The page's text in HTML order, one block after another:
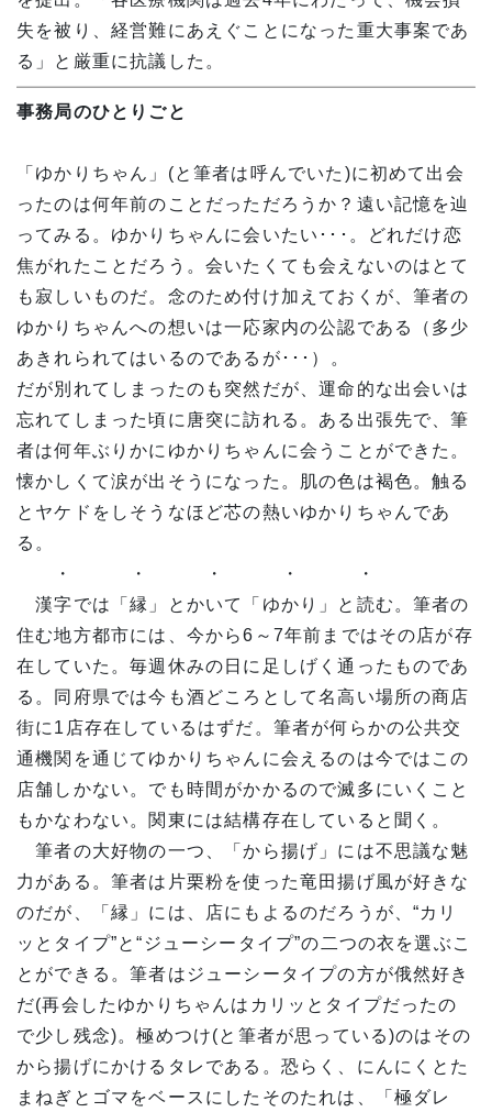
失を被り、経営難にあえぐことになった重大事案であ
る」と厳重に抗議した。
事務局のひとりごと
「ゆかりちゃん」(と筆者は呼んでいた)に初めて出会
ったのは何年前のことだっただろうか？遠い記憶を辿
ってみる。ゆかりちゃんに会いたい･･･。どれだけ恋
焦がれたことだろう。会いたくても会えないのはとて
も寂しいものだ。念のため付け加えておくが、筆者の
ゆかりちゃんへの想いは一応家内の公認である（多少
あきれられてはいるのであるが･･･）。
だが別れてしまったのも突然だが、運命的な出会いは
忘れてしまった頃に唐突に訪れる。ある出張先で、筆
者は何年ぶりかにゆかりちゃんに会うことができた。
懐かしくて涙が出そうになった。肌の色は褐色。触る
とヤケドをしそうなほど芯の熱いゆかりちゃんであ
る。
・ ・ ・ ・ ・
漢字では「縁」とかいて「ゆかり」と読む。筆者の
住む地方都市には、今から6～7年前まではその店が存
在していた。毎週休みの日に足しげく通ったものであ
る。同府県では今も酒どころとして名高い場所の商店
街に1店存在しているはずだ。筆者が何らかの公共交
通機関を通じてゆかりちゃんに会えるのは今ではこの
店舗しかない。でも時間がかかるので滅多にいくこと
もかなわない。関東には結構存在していると聞く。
筆者の大好物の一つ、「から揚げ」には不思議な魅
力がある。筆者は片栗粉を使った竜田揚げ風が好きな
のだが、「縁」には、店にもよるのだろうが、“カリ
ッとタイプ”と“ジューシータイプ”の二つの衣を選ぶこ
とができる。筆者はジューシータイプの方が俄然好き
だ(再会したゆかりちゃんはカリッとタイプだったの
で少し残念)。極めつけ(と筆者が思っている)のはその
から揚げにかけるタレである。恐らく、にんにくとた
まねぎとゴマをベースにしたそのたれは、「極ダレ